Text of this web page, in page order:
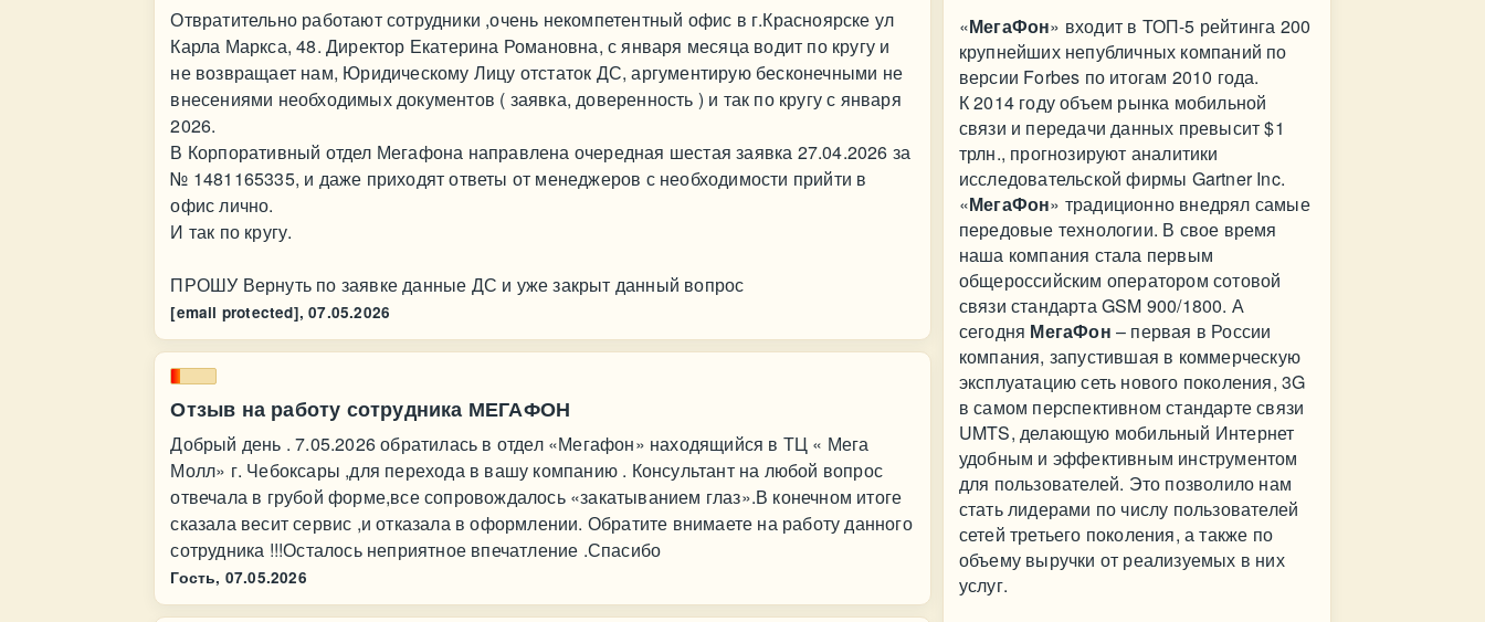
Отвратительно работают сотрудники ,очень некомпетентный офис в г.Красноярске ул
Карла Маркса, 48. Директор Екатерина Романовна, с января месяца водит по кругу и
не возвращает нам, Юридическому Лицу отстаток ДС, аргументирую бесконечными не
внесениями необходимых документов ( заявка, доверенность ) и так по кругу с января
2026.
В Корпоративный отдел Мегафона направлена очередная шестая заявка 27.04.2026 за
№ 1481165335, и даже приходят ответы от менеджеров с необходимости прийти в
офис лично.
И так по кругу.
ПРОШУ Вернуть по заявке данные ДС и уже закрыт данный вопрос
[email protected], 07.05.2026
Отзыв на работу сотрудника МЕГАФОН
Добрый день . 7.05.2026 обратилась в отдел «Мегафон» находящийся в ТЦ « Мега
Молл» г. Чебоксары ,для перехода в вашу компанию . Консультант на любой вопрос
отвечала в грубой форме,все сопровождалось «закатыванием глаз».В конечном итоге
сказала весит сервис ,и отказала в оформлении. Обратите внимаете на работу данного
сотрудника !!!Осталось неприятное впечатление .Спасибо
Гость, 07.05.2026
«МегаФон» входит в ТОП-5 рейтинга 200
крупнейших непубличных компаний по
версии Forbes по итогам 2010 года.
К 2014 году объем рынка мобильной
связи и передачи данных превысит $1
трлн., прогнозируют аналитики
исследовательской фирмы Gartner Inc.
«МегаФон» традиционно внедрял самые
передовые технологии. В свое время
наша компания стала первым
общероссийским оператором сотовой
связи стандарта GSM 900/1800. А
сегодня МегаФон – первая в России
компания, запустившая в коммерческую
эксплуатацию сеть нового поколения, 3G
в самом перспективном стандарте связи
UMTS, делающую мобильный Интернет
удобным и эффективным инструментом
для пользователей. Это позволило нам
стать лидерами по числу пользователей
сетей третьего поколения, а также по
объему выручки от реализуемых в них
услуг.